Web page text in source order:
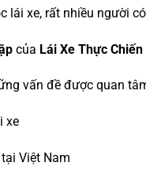
lái xe, rất nhiều người
của Lái Xe Thực
vấn đề được quan
xe
Việt Nam